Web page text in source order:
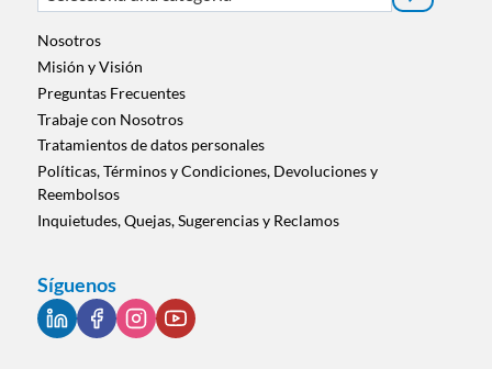
una
categoría
Nosotros
Misión y Visión
Preguntas Frecuentes
Trabaje con Nosotros
Tratamientos de datos personales
Políticas, Términos y Condiciones, Devoluciones y
Reembolsos
Inquietudes, Quejas, Sugerencias y Reclamos
Síguenos